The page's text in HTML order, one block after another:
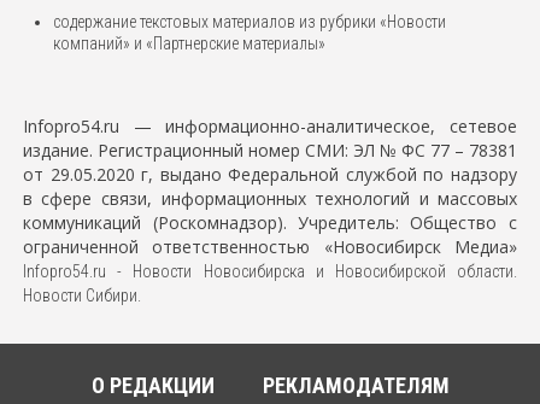
содержание текстовых материалов из рубрики «Новости
компаний» и «Партнерские материалы»
Infopro54.ru — информационно-аналитическое, сетевое
издание. Регистрационный номер СМИ: ЭЛ № ФС 77 – 78381
от 29.05.2020 г, выдано Федеральной службой по надзору
в сфере связи, информационных технологий и массовых
коммуникаций (Роскомнадзор). Учредитель: Общество с
ограниченной ответственностью «Новосибирск Медиа»
Infopro54.ru - Новости Новосибирска и Новосибирской области.
Новости Сибири.
О РЕДАКЦИИ
РЕКЛАМОДАТЕЛЯМ